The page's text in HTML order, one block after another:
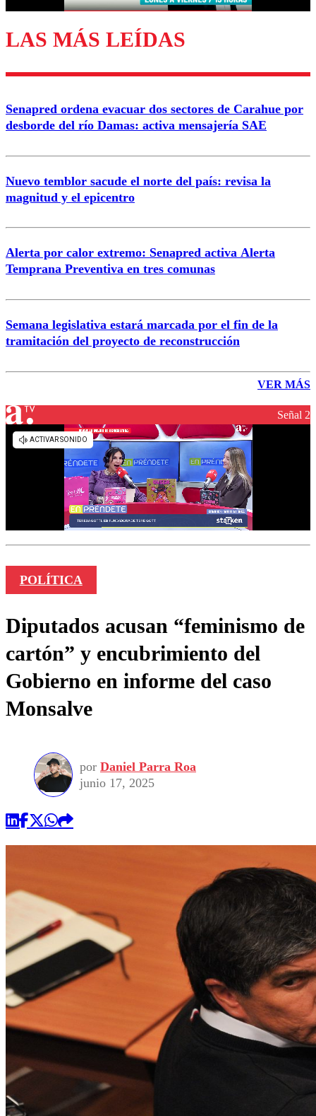
Enviar comentario
LAS MÁS LEÍDAS
Senapred ordena evacuar dos sectores de Carahue por
desborde del río Damas: activa mensajería SAE
Nuevo temblor sacude el norte del país: revisa la
magnitud y el epicentro
Alerta por calor extremo: Senapred activa Alerta
Temprana Preventiva en tres comunas
Semana legislativa estará marcada por el fin de la
tramitación del proyecto de reconstrucción
VER MÁS
Señal 2
POLÍTICA
Diputados acusan “feminismo de
cartón” y encubrimiento del
Gobierno en informe del caso
Monsalve
por Daniel Parra Roa
junio 17, 2025